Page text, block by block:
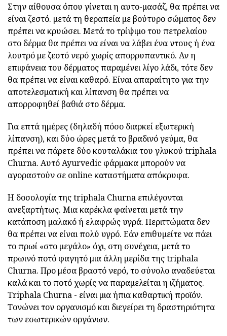
Στην αίθουσα όπου γίνεται η αυτο-μασάζ, θα πρέπει να
είναι ζεστό. μετά τη θεραπεία με βούτυρο σώματος δεν
πρέπει να κρυώσει. Μετά το τρίψιμο του πετρελαίου
στο δέρμα θα πρέπει να είναι να λάβει ένα ντους ή ένα
λουτρό με ζεστό νερό χωρίς απορρυπαντικό. Αν η
επιφάνεια του δέρματος παραμένει λίγο λάδι, τότε δεν
θα πρέπει να είναι καθαρό. Είναι απαραίτητο για την
αποτελεσματική και λίπανση θα πρέπει να
απορροφηθεί βαθιά στο δέρμα.
Για επτά ημέρες (δηλαδή πόσο διαρκεί εξωτερική
λίπανση), και δύο ώρες μετά το βραδινό γεύμα, θα
πρέπει να πάρετε δύο κουταλάκια του γλυκού triphala
Churna. Αυτό Ayurvedic φάρμακα μπορούν να
αγοραστούν σε online καταστήματα απόκρυφα.
Η δοσολογία της triphala Churna επιλέγονται
ανεξαρτήτως. Μια καρέκλα φαίνεται μετά την
κατάποση μαλακό ή ελαφρώς υγρά. Περιττώματα δεν
θα πρέπει να είναι πολύ υγρό. Εάν επιθυμείτε να πάει
το πρωί «στο μεγάλο» όχι, στη συνέχεια, μετά το
πρωινό ποτό φαγητό μια άλλη μερίδα της triphala
Churna. Προ μέσα βραστό νερό, το σύνολο αναδεύεται
καλά και το ποτό χωρίς να παραμελείται η ιζήματος.
Triphala Churna - είναι μια ήπια καθαρτική προϊόν.
Τονώνει τον οργανισμό και διεγείρει τη δραστηριότητα
των εσωτερικών οργάνων.